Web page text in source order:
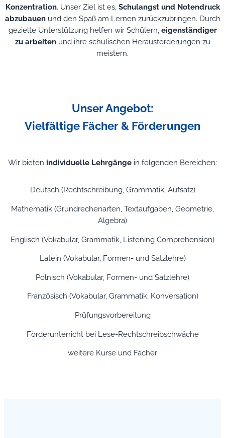
Konzentration. Unser Ziel ist es, Schulangst und Notendruck
abzubauenund den Spaß am Lernen zurückzubringen. Durch
gezielte Unterstützung helfen wir Schülern, eigenständiger
zu arbeitenund ihre schulischen Herausforderungen zu
meistern.
Unser Angebot:
Vielfältige Fächer & Förderungen
Wir bieten individuelle Lehrgänge in folgenden Bereichen:
Deutsch (Rechtschreibung, Grammatik, Aufsatz)
Mathematik (Grundrechenarten, Textaufgaben, Geometrie,
Algebra)
Englisch (Vokabular, Grammatik, Listening Comprehension)
Latein (Vokabular, Formen- und Satzlehre)
Polnisch (Vokabular, Formen- und Satzlehre)
Französisch (Vokabular, Grammatik, Konversation)
Prüfungsvorbereitung
Förderunterricht bei Lese-Rechtschreibschwäche
weitere Kurse und Fächer